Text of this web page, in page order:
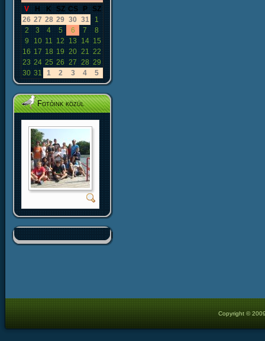
V H K SZ CS P
SZ
26 27 28 29 30 31
1
2
3 4 5 6 7
8
9
10 11 12 13 14 15
16 17 18 19 20 21 22
23 24 25 26 27 28 29
30 31 1 2 3 4 5
Fotóink közül
Copyright ©